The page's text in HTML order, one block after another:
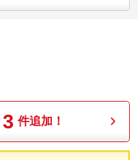
3 件追加！